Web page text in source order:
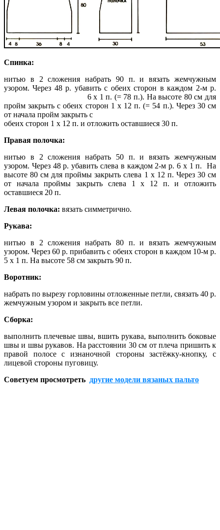
Спинка:
нитью в 2 сложения набрать 90 п. и вязать жемчужным
узором. Через 48 р. убавить с обеих сторон в каждом 2-м р.
6 х 1 п. (= 78 п.). На высоте 80 см для
пройм закрыть с обеих сторон 1 х 12 п. (= 54 п.). Через 30 см
от начала пройм закрыть с
обеих сторон 1 х 12 п. и отложить оставшиеся 30 п.
Правая полочка:
нитью в 2 сложения набрать 50 п. и вязать жемчужным
узором. Через 48 р. убавить слева в каждом 2-м р. 6 х 1 п. На
высоте 80 см для проймы закрыть слева 1 х 12 п. Через 30 см
от начала проймы закрыть слева 1 х 12 п. и отложить
оставшиеся 20 п.
Левая полочка: вязать симметрично.
Рукава:
нитью в 2 сложения набрать 80 п. и вязать жемчужным
узором. Через 60 р. прибавить с обеих сторон в каждом 10-м р.
5 х 1 п. На высоте 58 см закрыть 90 п.
Воротник:
набрать по вырезу горловины отложенные петли, связать 40 р.
жемчужным узором и закрыть все петли.
Сборка:
выполнить плечевые швы, вшить рукава, выполнить боковые
швы и швы рукавов. На расстоянии 30 см от плеча пришить к
правой полосе с изнаночной стороны застёжку-кнопку, с
лицевой стороны пуговицу.
Советуем просмотреть другие модели вязаных пальто